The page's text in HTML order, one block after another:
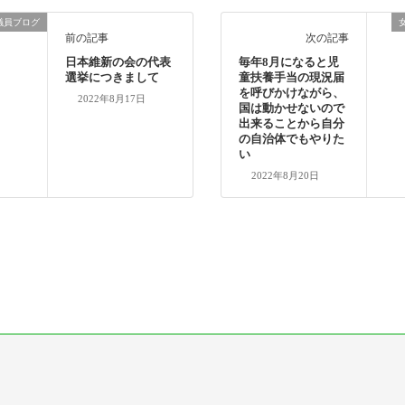
員ブログ
前の記事
日本維新の会の代表
選挙につきまして
2022年8月17日
次の記事
毎年8月になると児
童扶養手当の現況届
を呼びかけながら、
国は動かせないので
出来ることから自分
の自治体でもやりた
い
2022年8月20日